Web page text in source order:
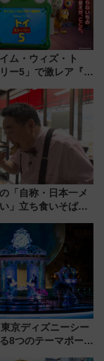
ム・ウィズ・ト
ー5」で激レア『ロ
ンも徹底解説
「自称・日本一メ
」立ち食いそば屋
立ち食いそば』
～放送
京ディズニーシー
8つのテーマポート